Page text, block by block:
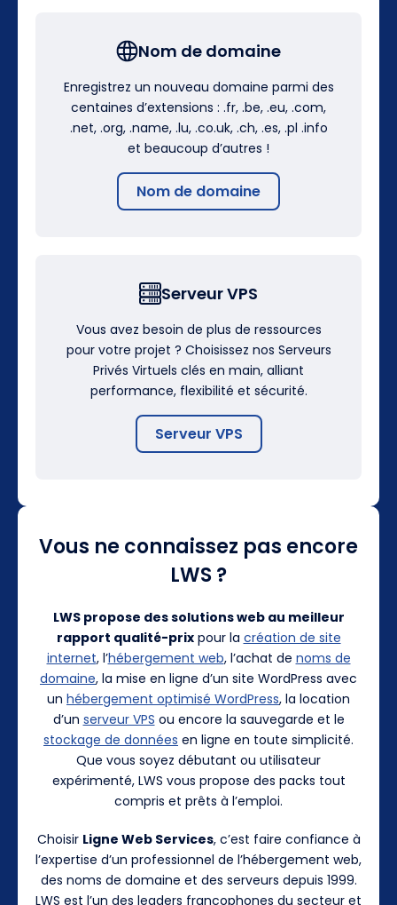
Nom de domaine
Enregistrez un nouveau domaine parmi des
centaines d’extensions : .fr, .be, .eu, .com,
.net, .org, .name, .lu, .co.uk, .ch, .es, .pl .info
et beaucoup d’autres !
Nom de domaine
Serveur VPS
Vous avez besoin de plus de ressources
pour votre projet ? Choisissez nos Serveurs
Privés Virtuels clés en main, alliant
performance, flexibilité et sécurité.
Serveur VPS
Vous ne connaissez pas encore
LWS ?
LWS propose des solutions web au meilleur
rapport qualité-prixpour la création de site
internet, l’hébergement web, l’achat de noms de
domaine, la mise en ligne d’un site WordPress avec
un hébergement optimisé WordPress, la location
d’un serveur VPS ou encore la sauvegarde et le
stockage de données en ligne en toute simplicité.
Que vous soyez débutant ou utilisateur
expérimenté, LWS vous propose des packs tout
compris et prêts à l’emploi.
Choisir Ligne Web Services, c’est faire confiance à
l’expertise d’un professionnel de l’hébergement web,
des noms de domaine et des serveurs depuis 1999.
LWS est l’un des leaders francophones du secteur et